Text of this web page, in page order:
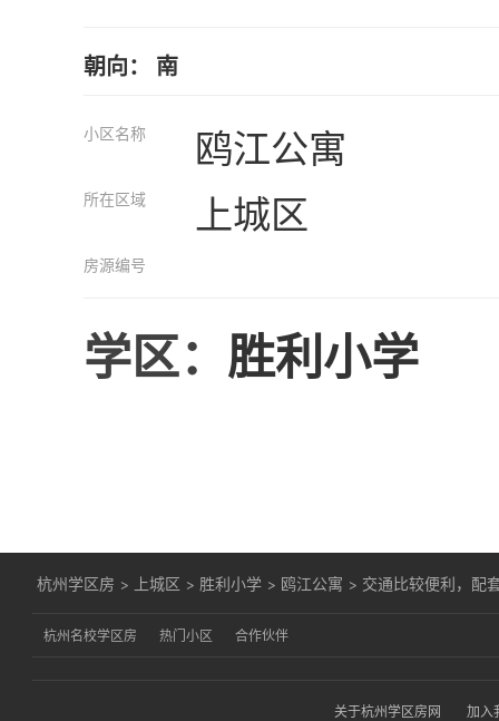
朝向： 南
小区名称 鸥江公寓
所在区域 上城区
房源编号
学区： 胜利小学
杭州学区房 > 上城区 > 胜利小学 > 鸥江公寓 > 交通比较便利，配
杭州名校学区房 热门小区 合作伙伴
关于杭州学区房网 加入